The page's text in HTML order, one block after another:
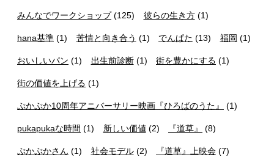
みんなでワークショップ(125) 彼らの生き方(1)
hana基準 (1) 苦情と向き合う (1) でんぱた (13) 福岡 (1)
おいしいパン (1) 出生前診断(1) 街を豊かにする (1)
街の価値を上げる (1)
ぷかぷか10周年アニバーサリー映画『ひろばのうた』 (1)
pukapukaな時間 (1) 新しい価値 (2) 『道草』 (8)
ぷかぷかさん (1) 社会モデル(2) 『道草』上映会 (7)